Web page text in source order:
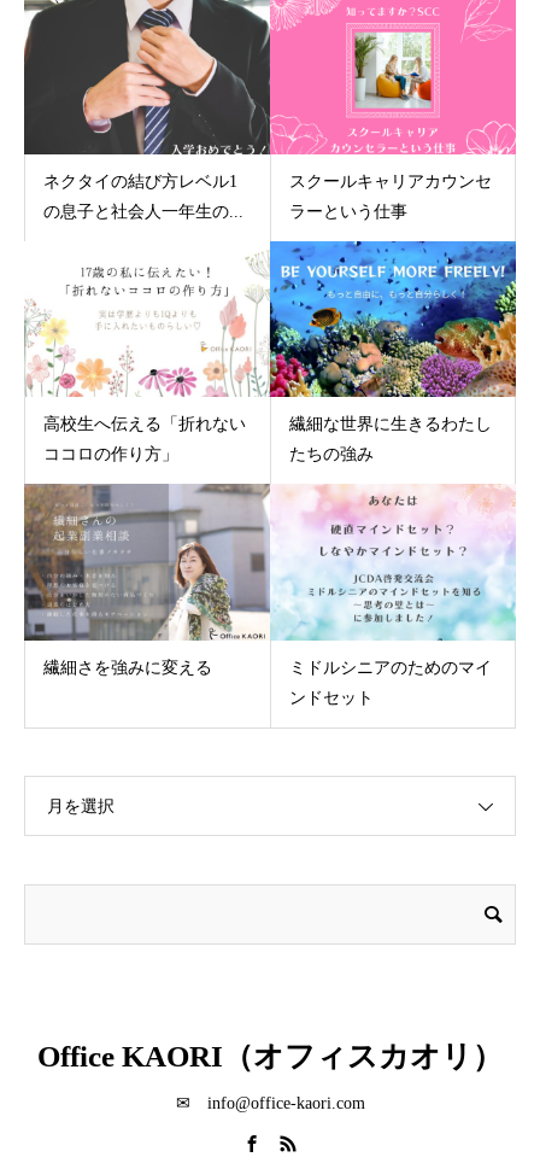
ネクタイの結び方レベル1
の息子と社会人一年生の...
スクールキャリアカウンセ
ラーという仕事
高校生へ伝える「折れない
ココロの作り方」
繊細な世界に生きるわたし
たちの強み
繊細さを強みに変える
ミドルシニアのためのマイ
ンドセット
月を選択
Office KAORI（オフィスカオリ）
✉ info@office-kaori.com